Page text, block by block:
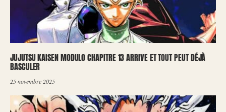
JUJUTSU KAISEN MODULO CHAPITRE 13 ARRIVE ET TOUT PEUT DÉJÀ
BASCULER
25 novembre 2025